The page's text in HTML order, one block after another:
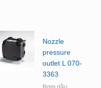
Nozzle
pressure
outlet L 070-
3363